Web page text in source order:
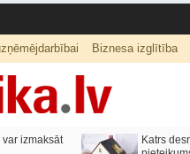
Biznesa izglītība
izmaksāt
Katrs